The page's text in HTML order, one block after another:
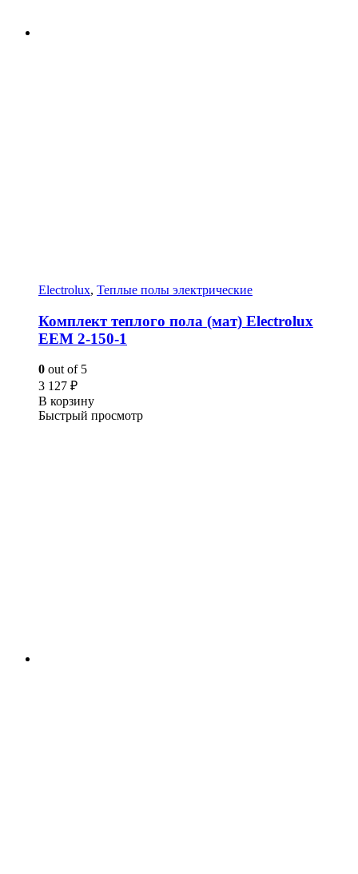
Electrolux, Теплые полы электрические
Комплект теплого пола (мат) Electrolux
EEM 2-150-1
0 out of 5
3 127 ₽
В корзину
Быстрый просмотр